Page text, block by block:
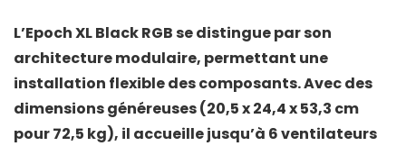
L’Epoch XL Black RGB se distingue par son
architecture modulaire, permettant une
installation flexible des composants. Avec des
dimensions généreuses (20,5 x 24,4 x 53,3 cm
pour 72,5 kg), il accueille jusqu’à 6 ventilateurs